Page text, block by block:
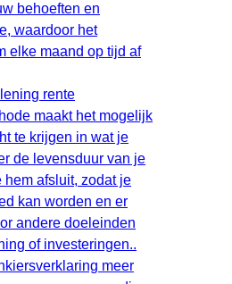
behoeften en
waardoor het
elke maand op tijd af
rente
maakt het mogelijk
te krijgen in wat je
de levensduur van je
hem afsluit, zodat je
kan worden en er
andere doeleinden
of investeringen..
meer